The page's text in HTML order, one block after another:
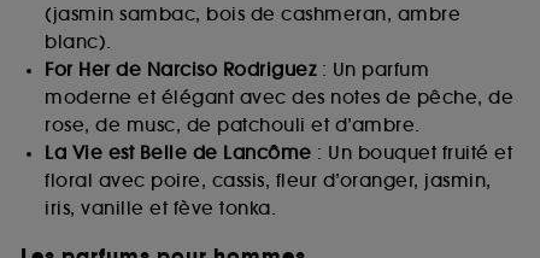
(jasmin sambac, bois de cashmeran, ambre
blanc).
For Her de Narciso Rodriguez: Un parfum
moderne et élégant avec des notes de pêche, de
rose, de musc, de patchouli et d’ambre.
La Vie est Belle de Lancôme : Un bouquet fruité et
floral avec poire, cassis, fleur d’oranger, jasmin,
iris, vanille et fève tonka.